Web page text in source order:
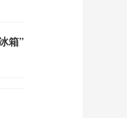
箱”